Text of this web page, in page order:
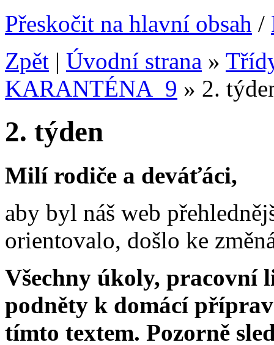
Přeskočit na hlavní obsah /
Zpět | Úvodní strana »
KARANTÉNA_9 » 2.
2. týden
Milí rodiče a deváťáci,
aby byl náš web
orientovalo, došlo ke
Všechny úkoly, pracovní
podněty k domácí
tímto textem. Pozorně